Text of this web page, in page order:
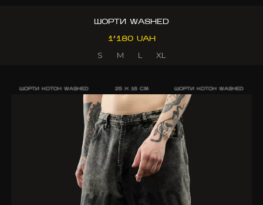
ШОРТИ WASHED
1’180 UAH
S
M L XL
ШОРТИ КОТОН WASHED 25 X 16 CM ШОРТИ КОТОН WASHED